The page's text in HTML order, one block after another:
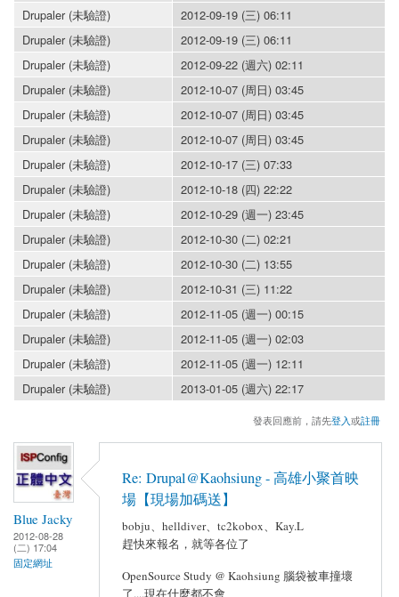
Drupaler (未驗證)
2012-09-19 (三) 06:11
Drupaler (未驗證)
2012-09-19 (三) 06:11
Drupaler (未驗證)
2012-09-22 (週六) 02:11
Drupaler (未驗證)
2012-10-07 (周日) 03:45
Drupaler (未驗證)
2012-10-07 (周日) 03:45
Drupaler (未驗證)
2012-10-07 (周日) 03:45
Drupaler (未驗證)
2012-10-17 (三) 07:33
Drupaler (未驗證)
2012-10-18 (四) 22:22
Drupaler (未驗證)
2012-10-29 (週一) 23:45
Drupaler (未驗證)
2012-10-30 (二) 02:21
Drupaler (未驗證)
2012-10-30 (二) 13:55
Drupaler (未驗證)
2012-10-31 (三) 11:22
Drupaler (未驗證)
2012-11-05 (週一) 00:15
Drupaler (未驗證)
2012-11-05 (週一) 02:03
Drupaler (未驗證)
2012-11-05 (週一) 12:11
Drupaler (未驗證)
2013-01-05 (週六) 22:17
發表回應前，請先登入或註冊
Blue Jacky
2012-08-28
(二) 17:04
固定網址
Re: Drupal@Kaohsiung - 高雄小聚首映
場【現場加碼送】
bobju、helldiver、tc2kobox、Kay.L
趕快來報名，就等各位了
OpenSource Study @ Kaohsiung 腦袋被車撞壞
了....現在什麼都不會